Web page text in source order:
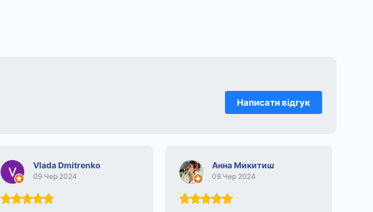
Написати відгук
Vlada Dmitrenko
09 Чер 2024
Анна Микитиш
09 Чер 2024